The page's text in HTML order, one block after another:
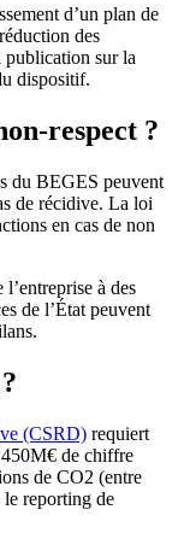
d’un plan de
des
publication sur la
dispositif.
respect ?
du BEGES peuvent
de récidive. La loi
en cas de non
à des
de l’État peuvent
(CSRD) requiert
450M€ de chiffre
de CO2 (entre
le reporting de